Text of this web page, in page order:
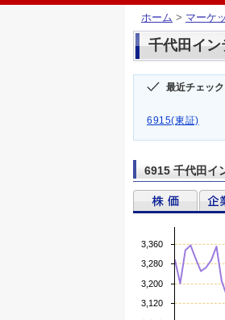
ホーム > マーケ
千代田イ
最近チェッ
6915(東証)
6915 千代田イ